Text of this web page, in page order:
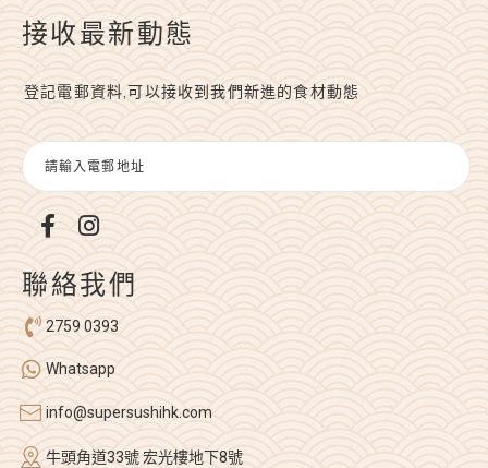
接收最新動態
登記電郵資料,可以接收到我們新進的食材動態
聯絡我們
2759 0393
Whatsapp
info@supersushihk.com
牛頭角道33號 宏光樓地下8號